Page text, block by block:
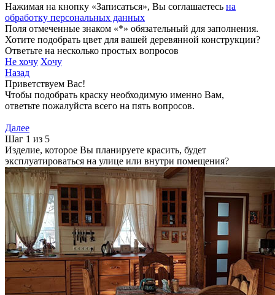
Нажимая на кнопку «Записаться», Вы соглашаетесь на
обработку персональных данных
Поля отмеченные знаком «*» обязательный для заполнения.
Хотите подобрать цвет для вашей деревянной конструкции?
Ответьте на несколько простых вопросов
Не хочу Хочу
Назад
Приветствуем Вас!
Чтобы подобрать краску необходимую именно Вам,
ответьте пожалуйста всего на пять вопросов.
Далее
Шаг 1 из 5
Изделие, которое Вы планируете красить, будет
эксплуатироваться на улице или внутри помещения?